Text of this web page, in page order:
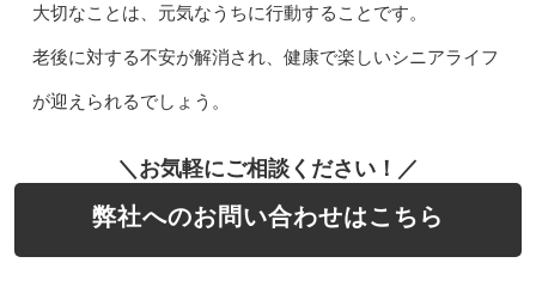
大切なことは、元気なうちに行動することです。
老後に対する不安が解消され、健康で楽しいシニアライフ
が迎えられるでしょう。
＼お気軽にご相談ください！／
弊社へのお問い合わせはこちら